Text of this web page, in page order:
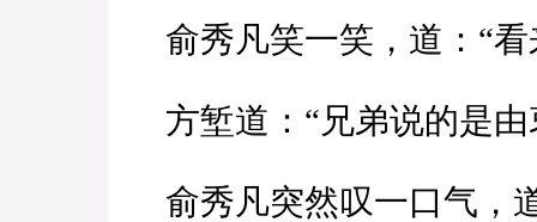
俞秀凡笑一笑，道：“看
方堑道：“兄弟说的是由
俞秀凡突然叹一口气，